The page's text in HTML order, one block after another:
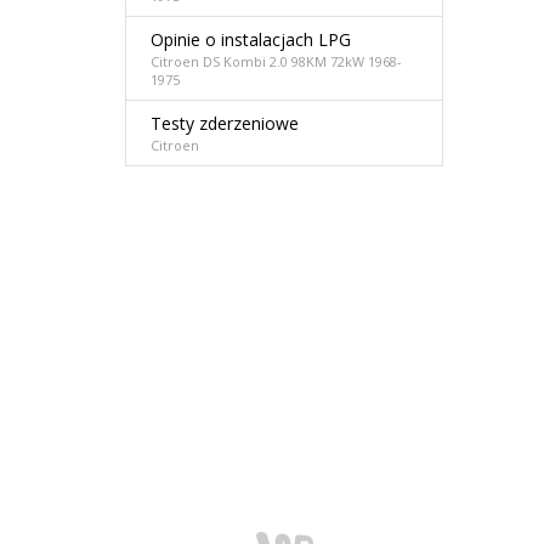
Opinie o instalacjach LPG
Citroen DS Kombi 2.0 98KM 72kW 1968-
1975
Testy zderzeniowe
Citroen